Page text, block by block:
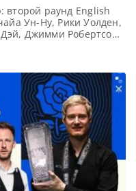
второй раунд English
Ун-Ну, Рики Уолден,
Джимми Робертсон,
Брентвуд, Англия
(Live) Смотреть